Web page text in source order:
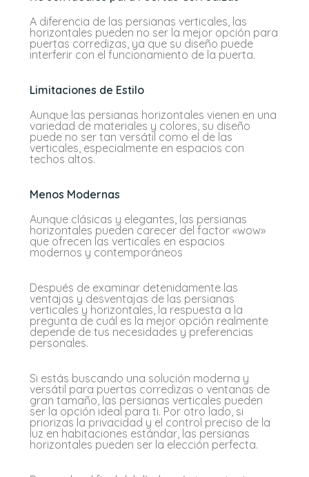
A diferencia de las persianas verticales, las
horizontales pueden no ser la mejor opción para
puertas corredizas, ya que su diseño puede
interferir con el funcionamiento de la puerta.
Limitaciones de Estilo
Aunque las persianas horizontales vienen en una
variedad de materiales y colores, su diseño
puede no ser tan versátil como el de las
verticales, especialmente en espacios con
techos altos.
Menos Modernas
Aunque clásicas y elegantes, las persianas
horizontales pueden carecer del factor «wow»
que ofrecen las verticales en espacios
modernos y contemporáneos
Después de examinar detenidamente las
ventajas y desventajas de las persianas
verticales y horizontales, la respuesta a la
pregunta de cuál es la mejor opción realmente
depende de tus necesidades y preferencias
personales.
Si estás buscando una solución moderna y
versátil para puertas corredizas o ventanas de
gran tamaño, las persianas verticales pueden
ser la opción ideal para ti. Por otro lado, si
priorizas la privacidad y el control preciso de la
luz en habitaciones estándar, las persianas
horizontales pueden ser la elección perfecta.